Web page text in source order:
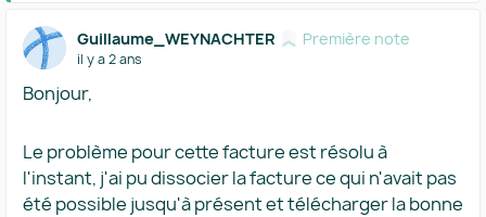
Guillaume_WEYNACHTER Première note
il y a 2 ans
Bonjour,
Le problème pour cette facture est résolu à
l'instant, j'ai pu dissocier la facture ce qui n'avait pas
été possible jusqu'à présent et télécharger la bonne